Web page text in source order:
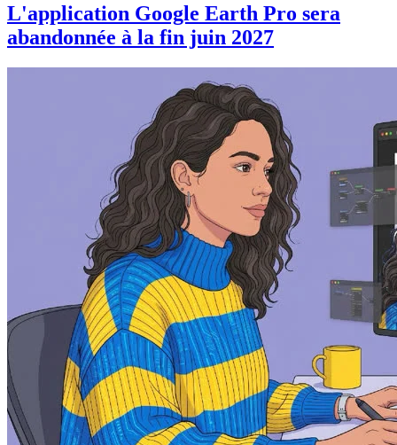
L'application Google Earth Pro sera
abandonnée à la fin juin 2027